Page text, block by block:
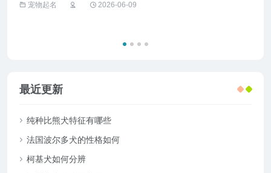
宠物起名 2026-06-09
最近更新
纯种比熊犬特征有哪些
法国波尔多犬的性格如何
柯基犬如何分辨